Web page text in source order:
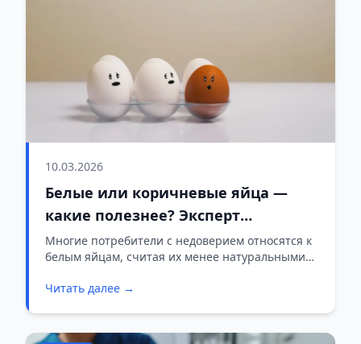
10.03.2026
Белые или коричневые яйца —
какие полезнее? Эксперт
развеивает популярный миф
Многие потребители с недоверием относятся к
белым яйцам, считая их менее натуральными
словам специалистов, разница между ними —
Читать далее →